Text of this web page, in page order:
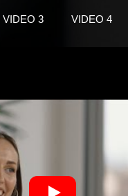
VIDEO 3 VIDEO 4